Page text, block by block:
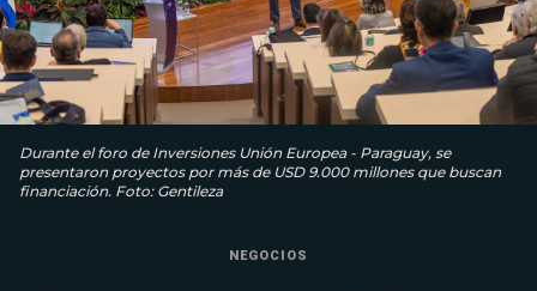
Durante el foro de Inversiones Unión Europea - Paraguay, se
presentaron proyectos por más de USD 9.000 millones que buscan
financiación. Foto: Gentileza
NEGOCIOS